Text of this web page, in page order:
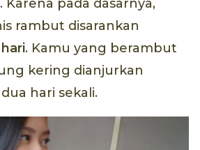
pada dasarnya,
rambut disarankan
. Kamu yang berambut
kering dianjurkan
hari sekali.